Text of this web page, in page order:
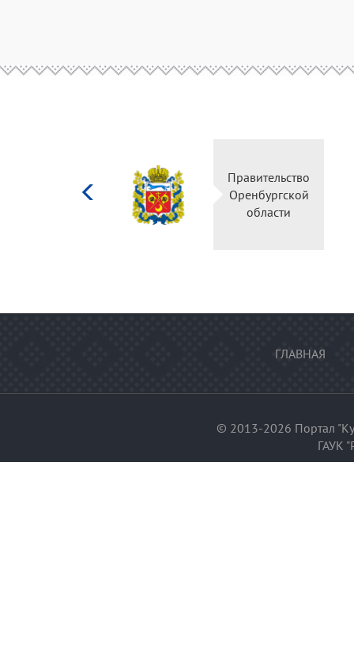
Правительство
Оренбургской
области
ГЛАВНАЯ
© 2013-2026 Портал
ГАУК